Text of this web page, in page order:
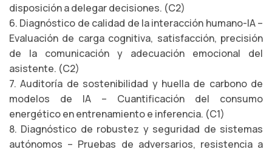
disposición a delegar decisiones. (C2)
6. Diagnóstico de calidad de la interacción humano-IA –
Evaluación de carga cognitiva, satisfacción, precisión
de la comunicación y adecuación emocional del
asistente. (C2)
7. Auditoría de sostenibilidad y huella de carbono de
modelos de IA – Cuantificación del consumo
energético en entrenamiento e inferencia. (C1)
8. Diagnóstico de robustez y seguridad de sistemas
autónomos – Pruebas de adversarios, resistencia a